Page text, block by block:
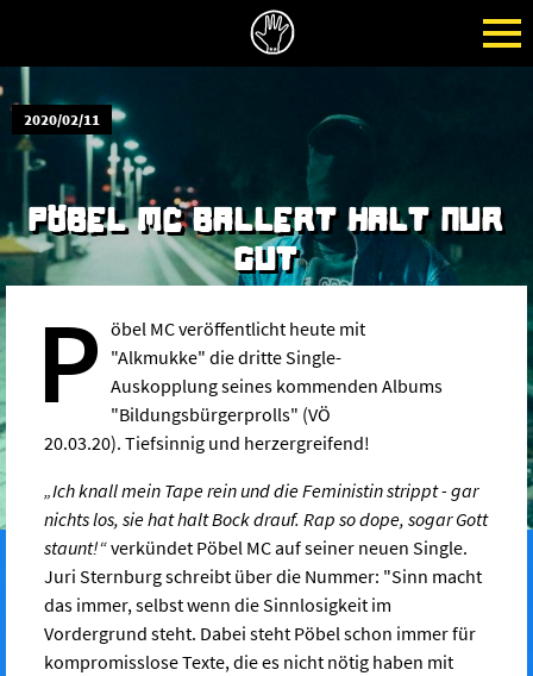
2020/02/11
PÖBEL MC BALLERT HALT NUR
GUT
P öbel MC veröffentlicht heute mit
"Alkmukke" die dritte Single-
Auskopplung seines kommenden Albums
"Bildungsbürgerprolls" (VÖ
20.03.20). Tiefsinnig und herzergreifend!
„Ich knall mein Tape rein und die Feministin strippt - gar
nichts los, sie hat halt Bock drauf. Rap so dope, sogar Gott
staunt!“verkündet Pöbel MC auf seiner neuen Single.
Juri Sternburg schreibt über die Nummer: "Sinn macht
das immer, selbst wenn die Sinnlosigkeit im
Vordergrund steht. Dabei steht Pöbel schon immer für
kompromisslose Texte, die es nicht nötig haben mit